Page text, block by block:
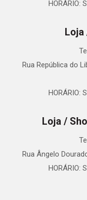
HORÁRIO:
Loja
Rua República do
HORÁRIO:
Loja /
Rua Ângelo
HORÁRIO: